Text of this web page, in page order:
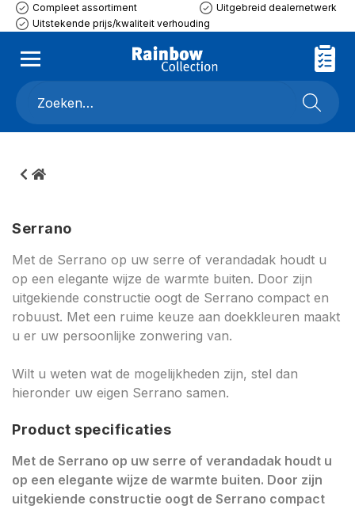
Compleet assortiment
Uitgebreid dealernetwerk
Uitstekende prijs/kwaliteit verhouding
Serrano
Met de Serrano op uw serre of verandadak houdt u
op een elegante wijze de warmte buiten. Door zijn
uitgekiende constructie oogt de Serrano compact en
robuust. Met een ruime keuze aan doekkleuren maakt
u er uw persoonlijke zonwering van.
Wilt u weten wat de mogelijkheden zijn, stel dan
hieronder uw eigen Serrano samen.
Product specificaties
Met de Serrano op uw serre of verandadak houdt u
op een elegante wijze de warmte buiten. Door zijn
uitgekiende constructie oogt de Serrano compact